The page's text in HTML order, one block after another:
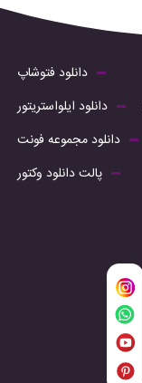
دانلود فتوشاپ
دانلود ایلواستریتور
دانلود مجموعه فونت
پالت دانلود وکتور